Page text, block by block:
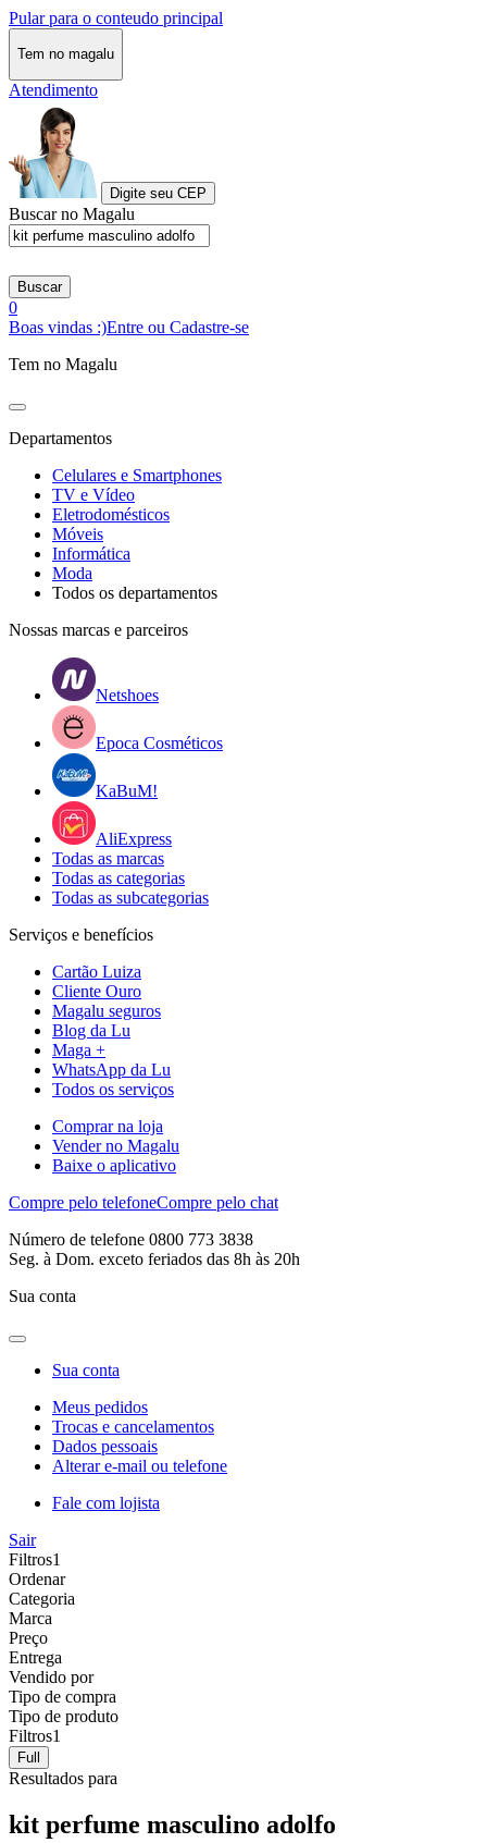
Pular para o conteudo principal
Tem no magalu
Atendimento
Digite seu CEP
Buscar no Magalu
Buscar
0
Boas vindas :)Entre ou Cadastre-se
Tem no Magalu
Departamentos
Celulares e Smartphones
TV e Vídeo
Eletrodomésticos
Móveis
Informática
Moda
Todos os departamentos
Nossas marcas e parceiros
Netshoes
Epoca Cosméticos
KaBuM!
AliExpress
Todas as marcas
Todas as categorias
Todas as subcategorias
Serviços e benefícios
Cartão Luiza
Cliente Ouro
Magalu seguros
Blog da Lu
Maga +
WhatsApp da Lu
Todos os serviços
Comprar na loja
Vender no Magalu
Baixe o aplicativo
Compre pelo telefoneCompre pelo chat
Número de telefone 0800 773 3838
Seg. à Dom. exceto feriados das 8h às 20h
Sua conta
Sua conta
Meus pedidos
Trocas e cancelamentos
Dados pessoais
Alterar e-mail ou telefone
Fale com lojista
Sair
Filtros1
Ordenar
Categoria
Marca
Preço
Entrega
Vendido por
Tipo de compra
Tipo de produto
Filtros1
Full
Resultados para
kit perfume masculino adolfo